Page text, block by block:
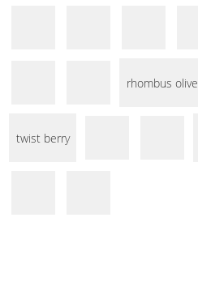
rhombus olive
twist berry